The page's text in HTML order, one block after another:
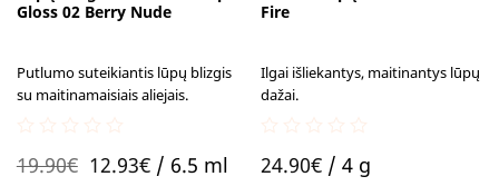
Gloss 02 Berry Nude
Putlumo suteikiantis lūpų blizgis
su maitinamaisiais aliejais.
out
19.90€ Original
12.93€Current
/ 6.5 ml
Fire
Ilgai išliekantys, maitinantys lūpų
dažai.
out
24.90€/ 4 g